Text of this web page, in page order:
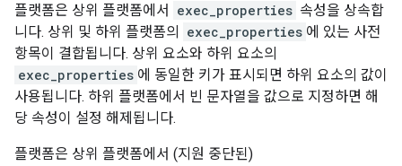
플랫폼은 상위 플랫폼에서 exec_properties 속성을 상속합
니다. 상위 및 하위 플랫폼의
exec_properties 에 있는 사전
항목이 결합됩니다. 상위 요소와 하위 요소의
exec_properties 에 동일한 키가 표시되면 하위 요소의 값이
사용됩니다. 하위 플랫폼에서 빈 문자열을 값으로 지정하면 해
당 속성이 설정 해제됩니다.
플랫폼은 상위 플랫폼에서 (지원 중단된)